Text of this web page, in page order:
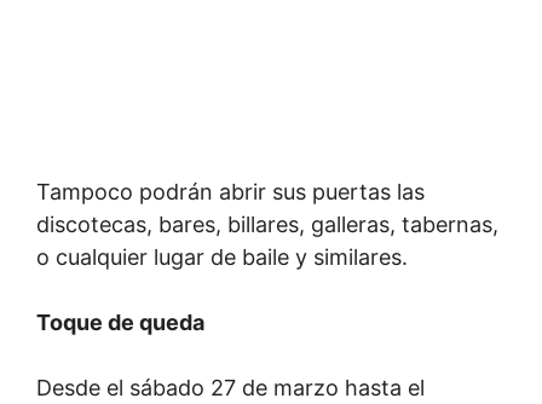
Tampoco podrán abrir sus puertas las
discotecas, bares, billares, galleras, tabernas,
o cualquier lugar de baile y similares.
Toque de queda
Desde el sábado 27 de marzo hasta el